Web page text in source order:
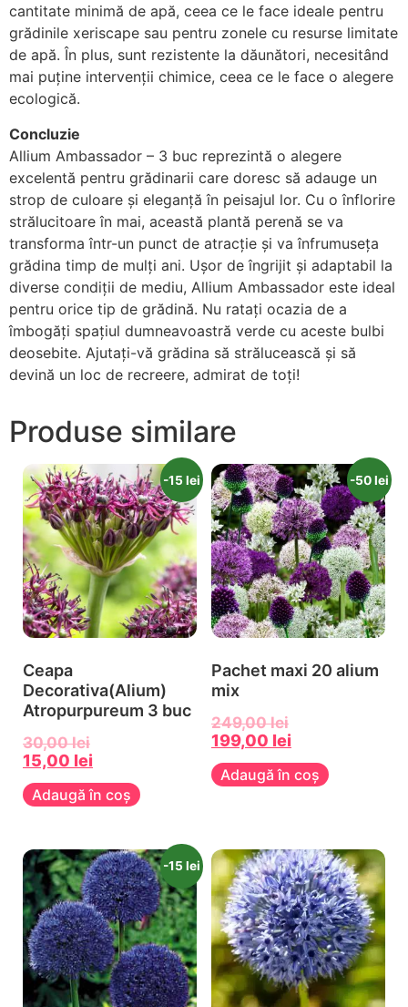
cantitate minimă de apă, ceea ce le face ideale pentru
grădinile xeriscape sau pentru zonele cu resurse limitate
de apă. În plus, sunt rezistente la dăunători, necesitând
mai puține intervenții chimice, ceea ce le face o alegere
ecologică.
Concluzie
Allium Ambassador – 3 buc reprezintă o alegere
excelentă pentru grădinarii care doresc să adauge un
strop de culoare și eleganță în peisajul lor. Cu o înflorire
strălucitoare în mai, această plantă perenă se va
transforma într-un punct de atracție și va înfrumuseța
grădina timp de mulți ani. Ușor de îngrijit și adaptabil la
diverse condiții de mediu, Allium Ambassador este ideal
pentru orice tip de grădină. Nu ratați ocazia de a
îmbogăți spațiul dumneavoastră verde cu aceste bulbi
deosebite. Ajutați-vă grădina să strălucească și să
devină un loc de recreere, admirat de toți!
Produse similare
-15 lei
Ceapa
Decorativa(Alium)
Atropurpureum 3 buc
30,00lei
15,00 lei
Adaugă în coș
-50 lei
Pachet maxi 20 alium
mix
249,00lei
199,00 lei
Adaugă în coș
-15 lei